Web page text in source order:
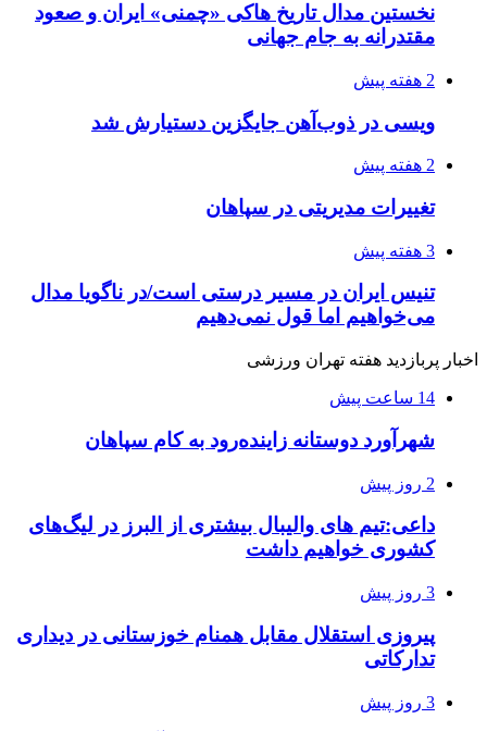
نخستین مدال تاریخ هاکی «چمنی» ایران و صعود
مقتدرانه به جام جهانی
2 هفته پیش
ویسی در ذوب‌آهن جایگزین دستیارش شد
2 هفته پیش
تغییرات مدیریتی در سپاهان
3 هفته پیش
تنیس ایران در مسیر درستی است/در ناگویا مدال
می‌خواهیم اما قول نمی‌دهیم
اخبار پربازدید هفته تهران ورزشی
14 ساعت پیش
شهرآورد دوستانه زاینده‌رود به کام سپاهان
2 روز پیش
داعی:تیم های والیبال بیشتری از البرز در لیگ‌های
کشوری خواهیم داشت
3 روز پیش
پیروزی استقلال مقابل همنام خوزستانی در دیداری
تدارکاتی
3 روز پیش